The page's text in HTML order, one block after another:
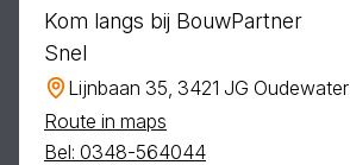
Kom langs bij BouwPartner
Snel
Lijnbaan 35, 3421 JG Oudewater
Route in maps
Bel: 0348-564044